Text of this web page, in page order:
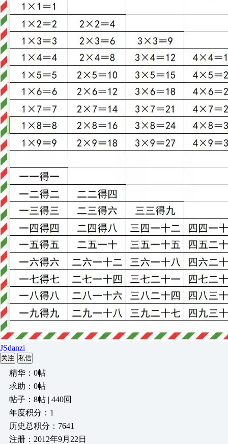
JSdanzi
关注 私信
精华：0帖
求助：0帖
帖子：8帖 | 440回
年度积分：1
历史总积分：7641
注册：2012年9月22日